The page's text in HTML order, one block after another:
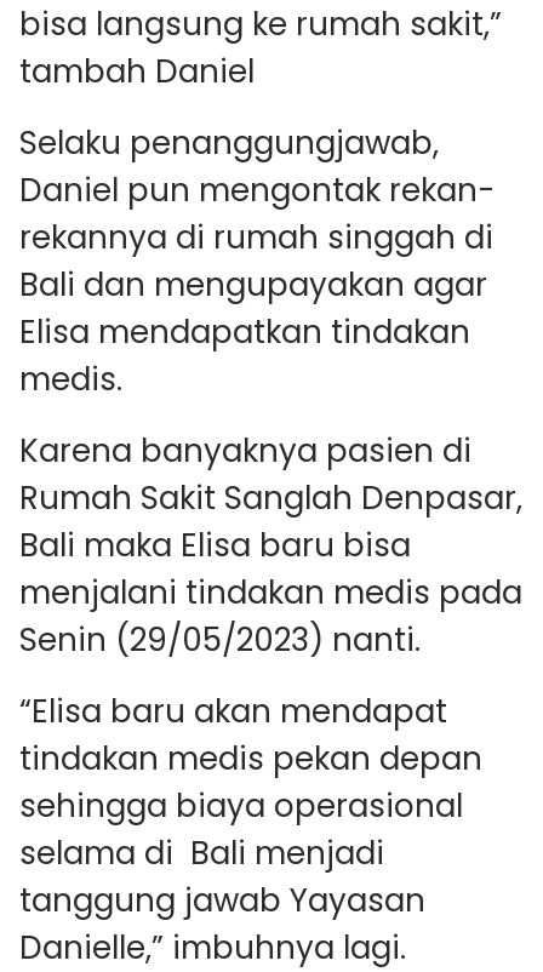
bisa langsung ke rumah sakit,”
tambah Daniel
Selaku penanggungjawab,
Daniel pun mengontak rekan-
rekannya di rumah singgah di
Bali dan mengupayakan agar
Elisa mendapatkan tindakan
medis.
Karena banyaknya pasien di
Rumah Sakit Sanglah Denpasar,
Bali maka Elisa baru bisa
menjalani tindakan medis pada
Senin (29/05/2023) nanti.
“Elisa baru akan mendapat
tindakan medis pekan depan
sehingga biaya operasional
selama di Bali menjadi
tanggung jawab Yayasan
Danielle,” imbuhnya lagi.